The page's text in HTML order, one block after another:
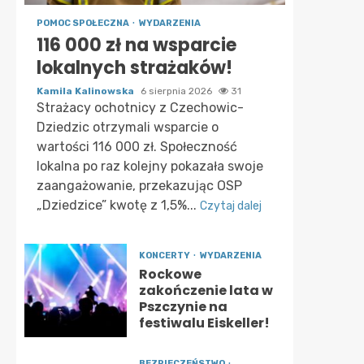
POMOC SPOŁECZNA WYDARZENIA
116 000 zł na wsparcie
lokalnych strażaków!
Kamila Kalinowska 6 sierpnia 2026 31
Strażacy ochotnicy z Czechowic-
Dziedzic otrzymali wsparcie o
wartości 116 000 zł. Społeczność
lokalna po raz kolejny pokazała swoje
zaangażowanie, przekazując OSP
„Dziedzice” kwotę z 1,5%... Czytaj dalej
KONCERTY WYDARZENIA
Rockowe
zakończenie lata w
Pszczynie na
festiwalu Eiskeller!